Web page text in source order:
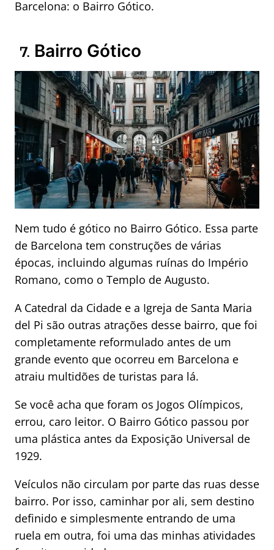
Barcelona: o Bairro Gótico.
7. Bairro Gótico
Nem tudo é gótico no Bairro Gótico. Essa parte
de Barcelona tem construções de várias
épocas, incluindo algumas ruínas do Império
Romano, como o Templo de Augusto.
A Catedral da Cidade e a Igreja de Santa Maria
del Pi são outras atrações desse bairro, que foi
completamente reformulado antes de um
grande evento que ocorreu em Barcelona e
atraiu multidões de turistas para lá.
Se você acha que foram os Jogos Olímpicos,
errou, caro leitor. O Bairro Gótico passou por
uma plástica antes da Exposição Universal de
1929.
Veículos não circulam por parte das ruas desse
bairro. Por isso, caminhar por ali, sem destino
definido e simplesmente entrando de uma
ruela em outra, foi uma das minhas atividades